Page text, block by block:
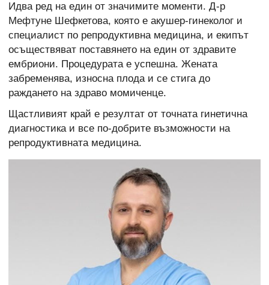
Идва ред на един от значимите моменти. Д-р
Мефтуне Шефкетова, която е акушер-гинеколог и
специалист по репродуктивна медицина, и екипът
осъществяват поставянето на един от здравите
ембриони. Процедурата е успешна. Жената
забременява, износна плода и се стига до
раждането на здраво момиченце.
Щастливият край е резултат от точната гинетична
диагностика и все по-добрите възможности на
репродуктивната медицина.